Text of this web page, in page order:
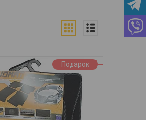
Подарок